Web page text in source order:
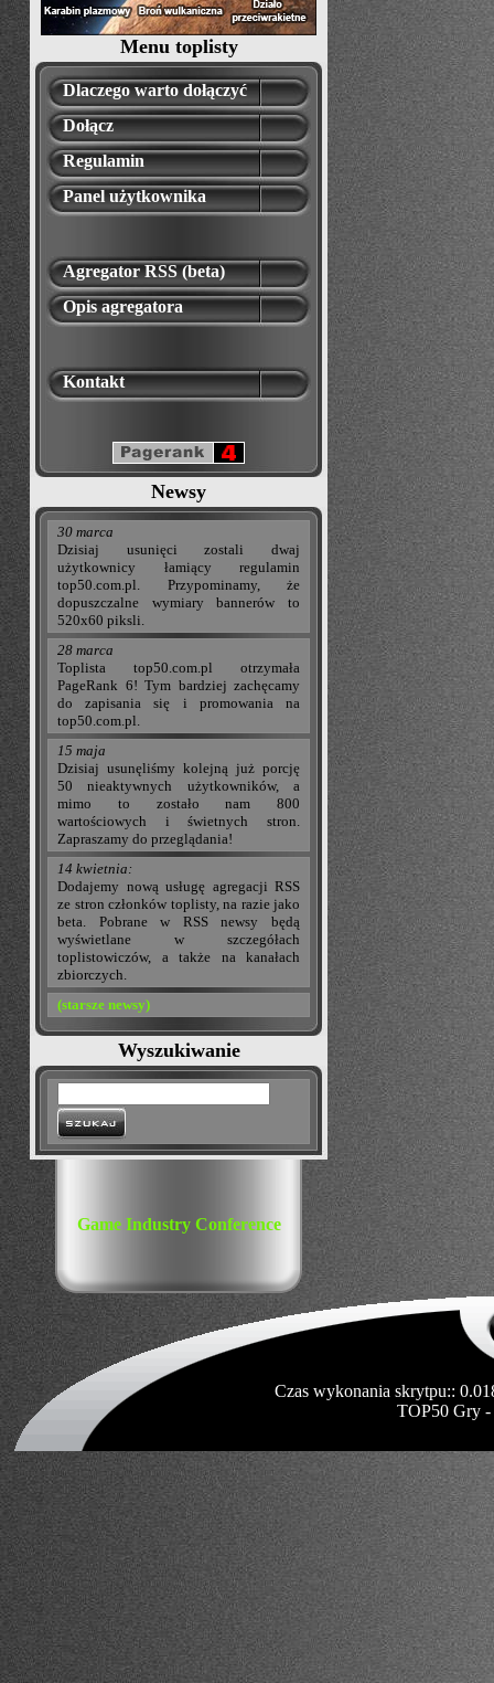
Menu toplisty
Dlaczego warto dołączyć
Dołącz
Regulamin
Panel użytkownika
Agregator RSS (beta)
Opis agregatora
Kontakt
Newsy
30 marca
Dzisiaj usunięci zostali dwaj
użytkownicy łamiący regulamin
top50.com.pl. Przypominamy, że
dopuszczalne wymiary bannerów to
520x60 piksli.
28 marca
Toplista top50.com.pl otrzymała
PageRank 6! Tym bardziej zachęcamy
do zapisania się i promowania na
top50.com.pl.
15 maja
Dzisiaj usunęliśmy kolejną już porcję
50 nieaktywnych użytkowników, a
mimo to zostało nam 800
wartościowych i świetnych stron.
Zapraszamy do przeglądania!
14 kwietnia:
Dodajemy nową usługę agregacji RSS
ze stron członków toplisty, na razie jako
beta. Pobrane w RSS newsy będą
wyświetlane w szczegółach
toplistowiczów, a także na kanałach
zbiorczych.
(starsze newsy)
Wyszukiwanie
Game Industry Conference
Czas wykonania skrytpu::
TOP50 Gry